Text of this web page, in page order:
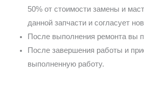
50% от стоимости замены и
данной запчасти и согласует
После выполнения ремонта вы
После завершения работы и
выполненную работу.